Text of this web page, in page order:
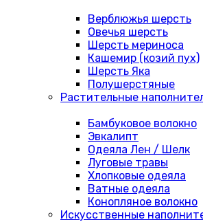
Верблюжья шерсть
Овечья шерсть
Шерсть мериноса
Кашемир (козий пух)
Шерсть Яка
Полушерстяные
Растительные
Бамбуковое волокно
Эвкалипт
Одеяла Лен / Шелк
Луговые травы
Хлопковые одеяла
Ватные одеяла
Конопляное волокно
Искусственные